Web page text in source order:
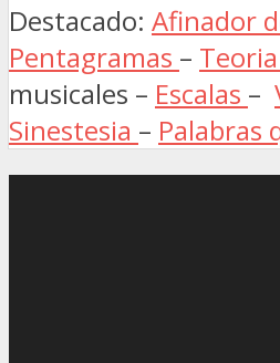
Destacado: Afinador
Pentagramas –
musicales – Escalas –
Sinestesia – Palabras